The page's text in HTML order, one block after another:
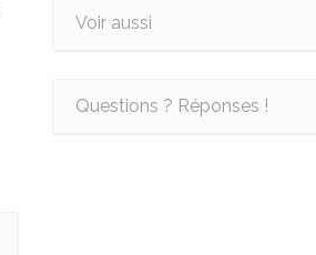
Voir aussi
Questions ? Réponses !